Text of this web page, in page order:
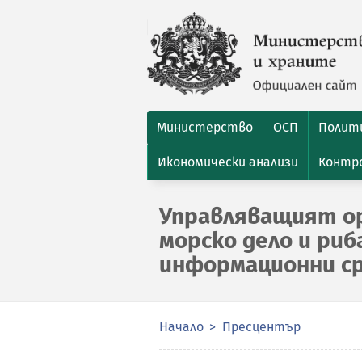
Министерство ОСП
Икономически анализи
Управляващият
морско дело и
информационни
Начало Пресцентър